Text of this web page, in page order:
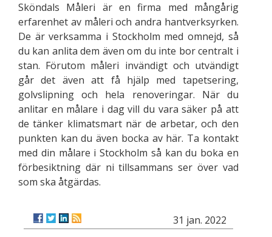
Sköndals Måleri är en firma med mångårig
erfarenhet av måleri och andra hantverksyrken.
De är verksamma i Stockholm med omnejd, så
du kan anlita dem även om du inte bor centralt i
stan. Förutom måleri invändigt och utvändigt
går det även att få hjälp med tapetsering,
golvslipning och hela renoveringar. När du
anlitar en målare i dag vill du vara säker på att
de tänker klimatsmart när de arbetar, och den
punkten kan du även bocka av här. Ta kontakt
med din målare i Stockholm så kan du boka en
förbesiktning där ni tillsammans ser över vad
som ska åtgärdas.
31 jan. 2022